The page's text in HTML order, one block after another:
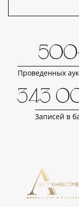
Проведенных
343
Записей в